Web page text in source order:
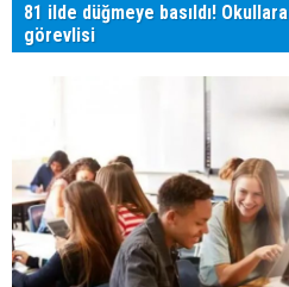
81 ilde düğmeye basıldı!
görevlisi